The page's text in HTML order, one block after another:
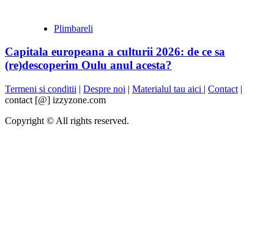
Plimbareli
Capitala europeana a culturii 2026: de ce sa
(re)descoperim Oulu anul acesta?
Termeni si conditii | Despre noi | Materialul tau aici | Contact |
contact [@] izzyzone.com
Copyright © All rights reserved.